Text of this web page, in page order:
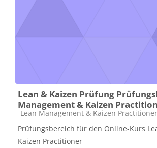
Lean & Kaizen Prüfung
Management & Kaizen
Kursbereich
Lean Management & Kaizen Practitioner
Prüfungsbereich für den Online-Kurs
Kaizen Practitioner